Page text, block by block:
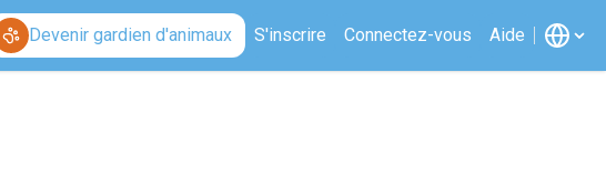
Devenir gardien d'animaux S'inscrire Connectez-vous Aide